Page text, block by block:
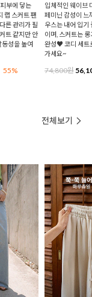
부에 닿는
랩 스커트 팬
른 관리가 필
트 같지만 안
동성을 높여
55%
입체적인 웨이브
페미닌 감성이 느
우스는 내어 입기
이며, 스커트는
완성♥ 코디 세트
가세요~
74,800원
전체보기